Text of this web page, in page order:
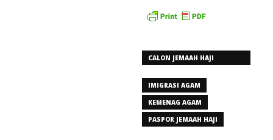
CALON JEMAAH HAJI
IMIGRASI AGAM
KEMENAG AGAM
PASPOR JEMAAH HAJI